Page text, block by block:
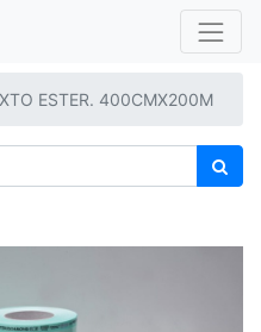
ESTER. 400CMX200M